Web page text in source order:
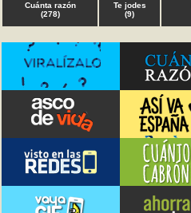
Cuánta razón
(278)
Te jodes
(9)